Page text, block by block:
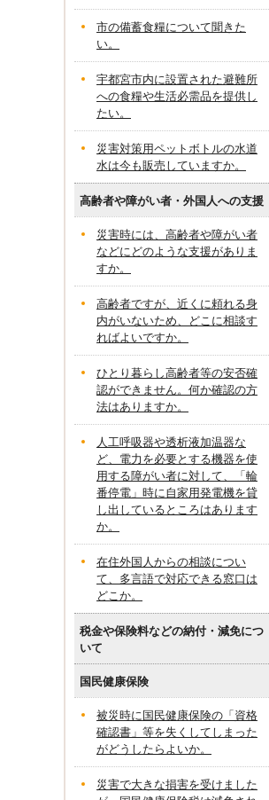
市の備蓄食糧について聞きた
い。
宇都宮市内に設置された避難所
への食糧や生活必需品を提供し
たい。
災害対策用ペットボトルの水道
水は今も販売していますか。
高齢者や障がい者・外国人への支援
災害時には、高齢者や障がい者
などにどのような支援がありま
すか。
高齢者ですが、近くに頼れる身
内がいないため、どこに相談す
ればよいですか。
ひとり暮らし高齢者等の安否確
認ができません。何か確認の方
法はありますか。
人工呼吸器や透析液加温器な
ど、電力を必要とする機器を使
用する障がい者に対して、「輪
番停電」時に自家用発電機を貸
し出しているところはあります
か。
在住外国人からの相談につい
て、多言語で対応できる窓口は
どこか。
税金や保険料などの納付・減免につ
いて
国民健康保険
被災時に国民健康保険の「資格
確認書」等を失くしてしまった
がどうしたらよいか。
災害で大きな損害を受けました